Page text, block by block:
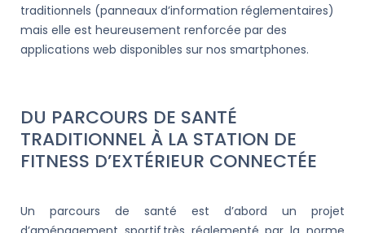
traditionnels (panneaux d’information réglementaires)
mais elle est heureusement renforcée par des
applications web disponibles sur nos smartphones.
DU PARCOURS DE SANTÉ
TRADITIONNEL À LA STATION DE
FITNESS D’EXTÉRIEUR CONNECTÉE
Un parcours de santé est d’abord un projet